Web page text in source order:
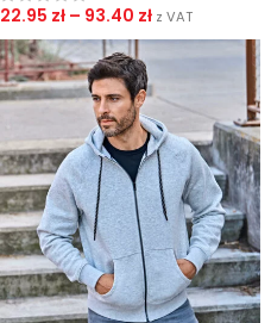
22.95 zł – 93.40 zł z VAT